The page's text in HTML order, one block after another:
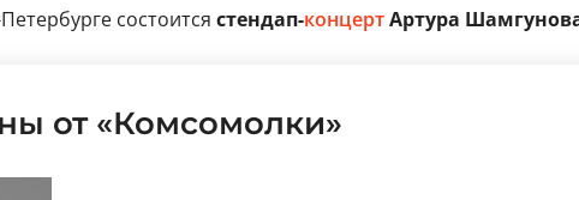
состоится стендап-концертАртура
от «Комсомолки»